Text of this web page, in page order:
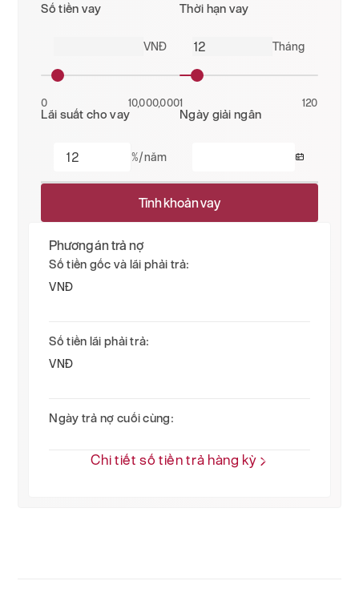
Số tiền vay
VNĐ
0 10,000,000
Thời hạn vay
Tháng
1 120
Lãi suất cho vay
%/năm
Ngày giải ngân
Tính khoản vay
Phương án trả nợ
Số tiền gốc và lãi phải trả:
VNĐ
Số tiền lãi phải trả:
VNĐ
Ngày trả nợ cuối cùng:
Chi tiết số tiền trả hàng kỳ